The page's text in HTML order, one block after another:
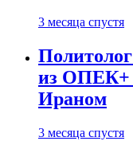
3 месяца спустя
из ОПЕК+
Ираном
3 месяца спустя